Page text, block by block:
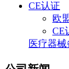
CE认证
欧
CE
医疗器械